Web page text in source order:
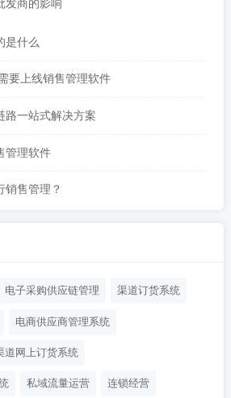
发商的影响
是什么
要上线销售管理软件
路一站式解决方案
管理软件
销售管理？
电子采购供应链管理 渠道订货系统
电商供应商管理系统
道网上订货系统
私域流量运营 连锁经营